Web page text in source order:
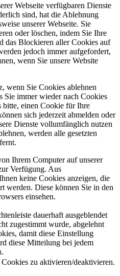
Webseite verfügbaren Dienste
sind, hat die Ablehnung
unserer Webseite. Sie
oder löschen, indem Sie Ihre
das Blockieren aller Cookies auf
jedoch immer aufgefordert,
wenn Sie unsere Website
wenn Sie Cookies ablehnen
Sie immer wieder nach Cookies
bitte, einen Cookie für Ihre
sich jederzeit abmelden oder
Dienste vollumfänglich nutzen
werden alle gesetzten
Ihrem Computer auf unserer
Verfügung. Aus
keine Cookies anzeigen, die
werden. Diese können Sie in den
einsehen.
dauerhaft ausgeblendet
zugestimmt wurde, abgelehnt
damit diese Einstellung
diese Mitteilung bei jedem
zu aktivieren/deaktivieren.